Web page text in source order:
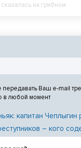
на грибном
передавать Ваш e-mail
в любой момент
капитан Чеплыгин
– кого